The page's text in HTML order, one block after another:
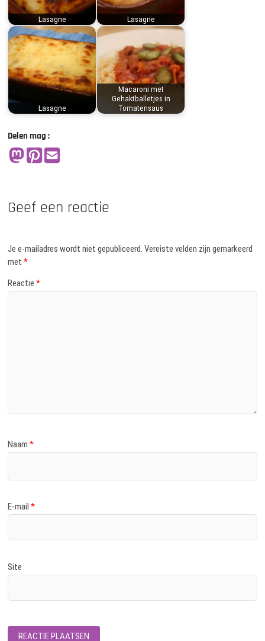
Lasagne Lasagne
Lasagne
Macaroni met
Gehaktballetjes in
Tomatensaus
Delen mag :
Geef een reactie
Je e-mailadres wordt niet gepubliceerd. Vereiste velden zijn gemarkeerd
met*
Reactie*
Naam*
E-mail*
Site